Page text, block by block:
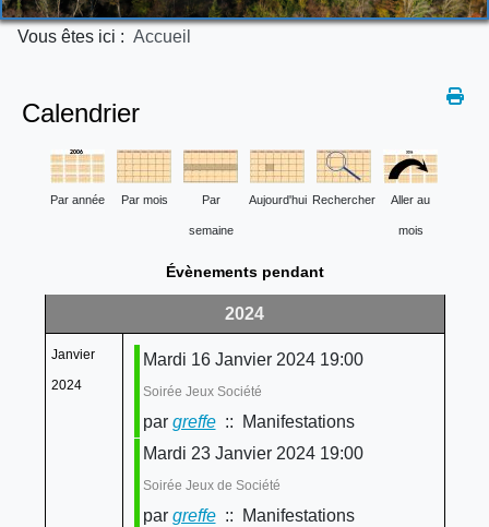
Vous êtes ici : Accueil
Calendrier
Par année Par mois Par
semaine
Aujourd'hui Rechercher Aller au
mois
Évènements pendant
2024
Janvier
2024
Mardi 16 Janvier 2024 19:00
Soirée Jeux Société
par greffe:: Manifestations
Mardi 23 Janvier 2024 19:00
Soirée Jeux de Société
par greffe:: Manifestations